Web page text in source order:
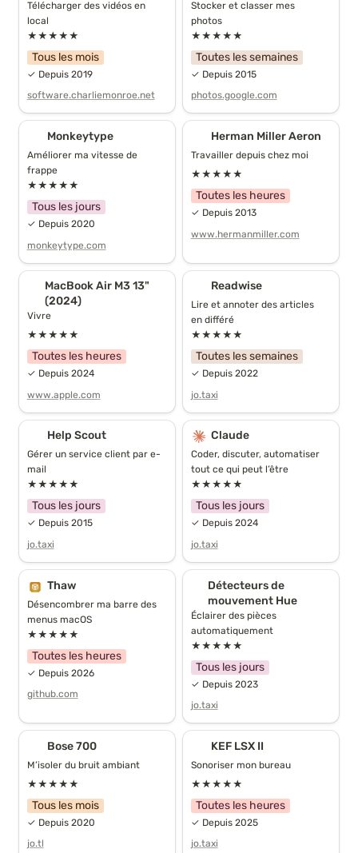
Télécharger des vidéos en
local
★★★★★
Tous les mois
✓ Depuis 2019
software.charliemonroe.net
Stocker et classer mes
photos
★★★★★
Toutes les semaines
✓ Depuis 2015
photos.google.com
Monkeytype
Monkeytype
Améliorer ma vitesse de
frappe
★★★★★
Tous les jours
✓ Depuis 2020
monkeytype.com
Herman Miller Aeron
Herman Miller Aeron
Travailler depuis chez moi
★★★★★
Toutes les heures
✓ Depuis 2013
www.hermanmiller.com
MacBook Air M3 13"
(2024)MacBook Air M3 13"
(2024)
Vivre
★★★★★
Toutes les heures
✓ Depuis 2024
www.apple.com
Readwise
Readwise
Lire et annoter des articles
en différé
★★★★★
Toutes les semaines
✓ Depuis 2022
jo.taxi
Help Scout
Help Scout
Gérer un service client par e-
mail
★★★★★
Tous les jours
✓ Depuis 2015
jo.taxi
Claude
Claude
Coder, discuter, automatiser
tout ce qui peut l’être
★★★★★
Tous les jours
✓ Depuis 2024
jo.taxi
Thaw
Thaw
Désencombrer ma barre des
menus macOS
★★★★★
Toutes les heures
✓ Depuis 2026
github.com
Détecteurs de
mouvement Hue
Détecteurs de
mouvement Hue
Éclairer des pièces
automatiquement
★★★★★
Tous les jours
✓ Depuis 2023
jo.taxi
Bose 700
Bose 700
M’isoler du bruit ambiant
★★★★★
Tous les mois
✓ Depuis 2020
jo.tl
KEF LSX II
KEF LSX II
Sonoriser mon bureau
★★★★★
Toutes les heures
✓ Depuis 2025
jo.taxi